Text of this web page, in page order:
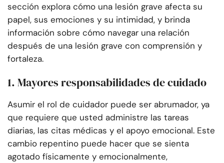
sección explora cómo una lesión grave afecta su
papel, sus emociones y su intimidad, y brinda
información sobre cómo navegar una relación
después de una lesión grave con comprensión y
fortaleza.
1. Mayores responsabilidades de cuidado
Asumir el rol de cuidador puede ser abrumador, ya
que requiere que usted administre las tareas
diarias, las citas médicas y el apoyo emocional. Este
cambio repentino puede hacer que se sienta
agotado físicamente y emocionalmente,